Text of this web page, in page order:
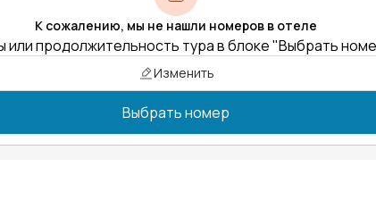
К сожалению, мы не нашли номеров в отеле
продолжительность тура в блоке "Выбрать
Изменить
Выбрать номер